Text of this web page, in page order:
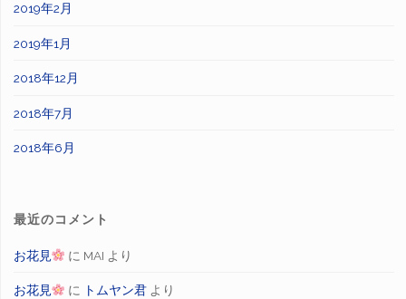
2019年2月
2019年1月
2018年12月
2018年7月
2018年6月
最近のコメント
お花見 に MAI より
お花見 に トムヤン君より